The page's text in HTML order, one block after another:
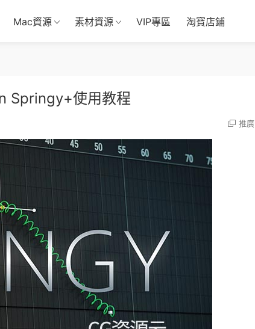
Mac資源 素材資源 VIP專區 淘寶店鋪
Springy+使用教程
推廣